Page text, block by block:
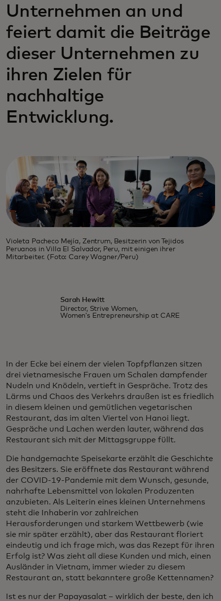
Unternehmen an und
feiert damit die Beiträge
dieser Unternehmen zu
ihren Zielen für
nachhaltige
Entwicklung.
Violeta Pacheco Mejía, Zentrum, Besitzerin von Tejidos
Peruanos in Villa El Salvador, Peru, mit einigen ihrer
Mitarbeiter. (Foto: Carey Wagner/Peru)
Sarah Hewitt
Director, Strive Women,
Women’s Entrepreneurship at CARE
In der Ecke bei einem der vielen Topfpflanzen sitzen
drei vietnamesische Frauen um Schalen dampfender
Nudeln und Knödeln, vertieft in Gespräche. Trotz des
Lärms und Chaos des Verkehrs draußen ist es friedlich
in diesem kleinen und gemütlichen vegetarischen
Restaurant, das im alten Viertel von Hanoi liegt.
Gespräche und Lachen werden lauter, während das
Restaurant sich mit der Mittagsgruppe füllt.
Die handgemachte Speisekarte erzählt die Geschichte
des Besitzers. Sie eröffnete das Restaurant während
der COVID-19-Pandemie mit dem Wunsch, gesunde,
nahrhafte Lebensmittel von lokalen Produzenten
anzubieten. Als Leiterin eines kleinen Unternehmens
steht die Inhaberin vor zahlreichen
Herausforderungen und starkem Wettbewerb (wie
sie mir später erzählt), aber das Restaurant floriert
eindeutig und ich frage mich, was das Rezept für ihren
Erfolg ist? Was zieht all diese Kunden und mich, einen
Ausländer in Vietnam, immer wieder zu diesem
Restaurant an, statt bekanntere große Kettennamen?
Ist es nur der Papayasalat – wirklich der beste, den ich